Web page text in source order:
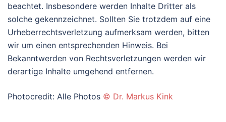
beachtet. Insbesondere werden Inhalte Dritter als
solche gekennzeichnet. Sollten Sie trotzdem auf eine
Urheberrechtsverletzung aufmerksam werden, bitten
wir um einen entsprechenden Hinweis. Bei
Bekanntwerden von Rechtsverletzungen werden wir
derartige Inhalte umgehend entfernen.
Photocredit: Alle Photos © Dr. Markus Kink